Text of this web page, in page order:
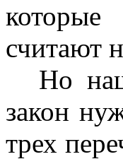
считают
Но
закон
трех